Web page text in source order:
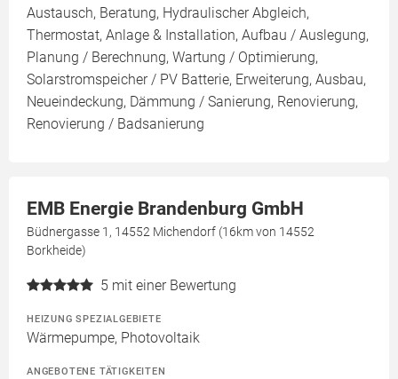
Austausch, Beratung, Hydraulischer Abgleich,
Thermostat, Anlage & Installation, Aufbau / Auslegung,
Planung / Berechnung, Wartung / Optimierung,
Solarstromspeicher / PV Batterie, Erweiterung, Ausbau,
Neueindeckung, Dämmung / Sanierung, Renovierung,
Renovierung / Badsanierung
EMB Energie Brandenburg GmbH
Büdnergasse 1, 14552 Michendorf (16km von 14552
Borkheide)
5 mit einer Bewertung
HEIZUNG SPEZIALGEBIETE
Wärmepumpe, Photovoltaik
ANGEBOTENE TÄTIGKEITEN